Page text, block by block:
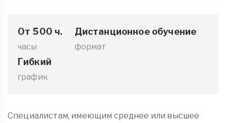
От 500 ч.
часы
Дистанционное обучение
формат
Гибкий
график
Специалистам, имеющим среднее или высшее